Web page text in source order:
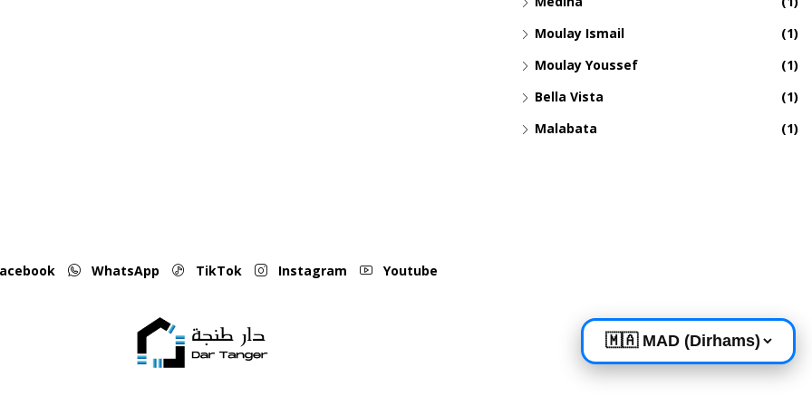
Moulay Ismail
(1)
Moulay Youssef
(1)
Bella Vista
(1)
Malabata
(1)
WhatsApp TikTok Instagram Youtube